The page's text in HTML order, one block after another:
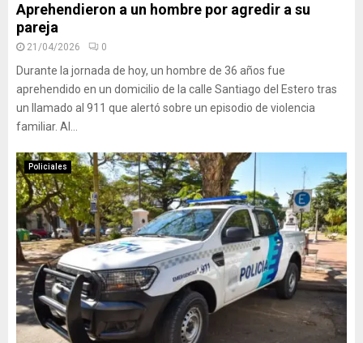
Aprehendieron a un hombre por agredir a su
pareja
21/04/2026 0
Durante la jornada de hoy, un hombre de 36 años fue
aprehendido en un domicilio de la calle Santiago del Estero tras
un llamado al 911 que alertó sobre un episodio de violencia
familiar. Al...
Policiales